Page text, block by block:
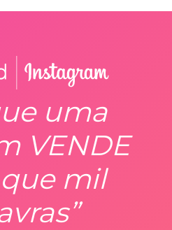
uma
VENDE
mil